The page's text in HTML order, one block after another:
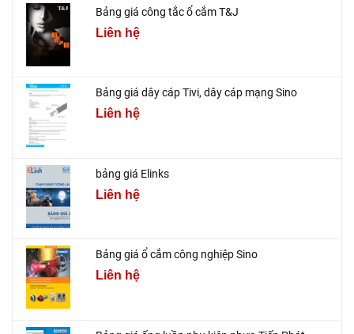
Bảng giá công tắc ổ cắm T&J
Liên hệ
Bảng giá dây cáp Tivi, dây cáp mạng Sino
Liên hệ
bảng giá Elinks
Liên hệ
Bảng giá ổ cắm công nghiệp Sino
Liên hệ